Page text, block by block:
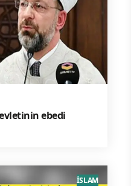
ebedi
İSLAM